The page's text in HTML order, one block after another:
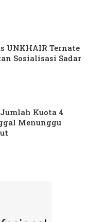
UNKHAIR Ternate
Sosialisasi Sadar
Kuota 4
Menunggu